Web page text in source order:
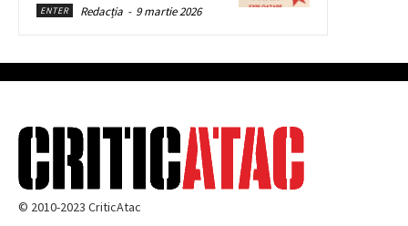
ENTER Redacția - 9 martie 2026
© 2010-2023 CriticAtac